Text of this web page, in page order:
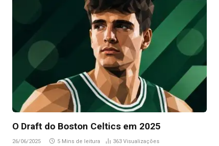
O Draft do Boston Celtics em 2025
26/06/2025 5 Mins de leitura 363 Visualizações